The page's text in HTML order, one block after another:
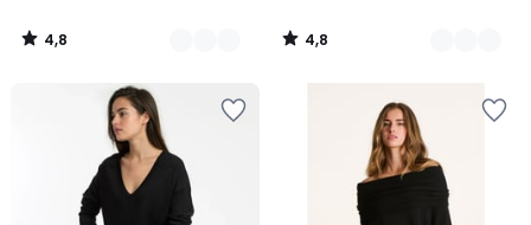
4,8
/
4,8
/